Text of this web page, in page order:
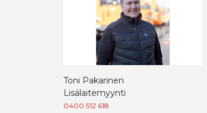
Toni Pakarinen
Lisälaitemyynti
0400 512 618